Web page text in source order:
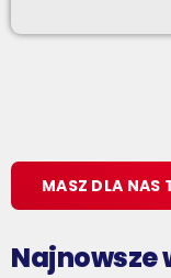
MASZ DLA NAS